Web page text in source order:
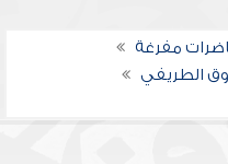
مفرغة
الطريفي